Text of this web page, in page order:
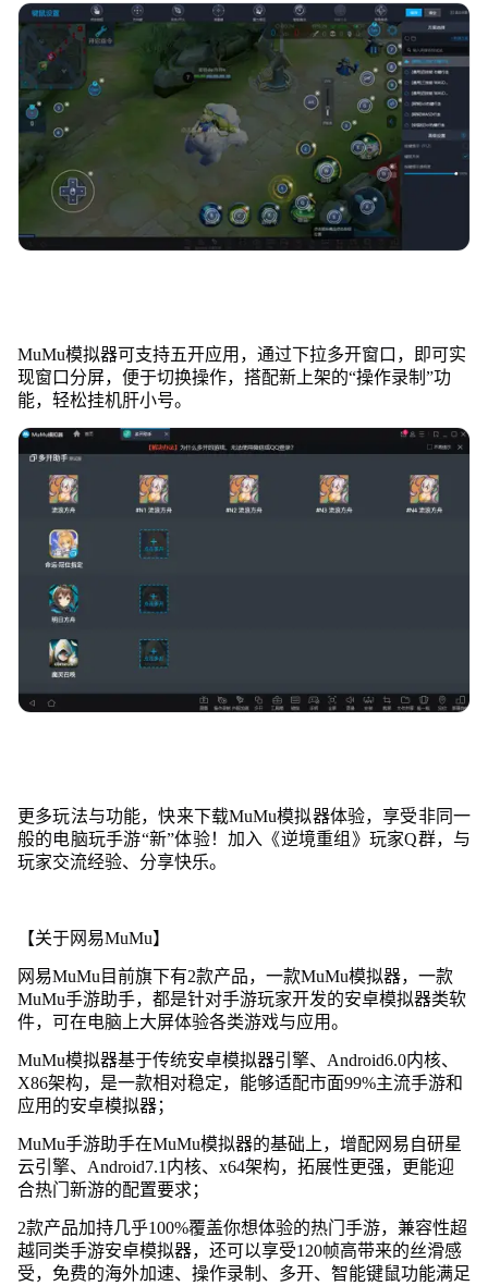
MuMu模拟器可支持五开应用，通过下拉多开窗口，即可实
现窗口分屏，便于切换操作，搭配新上架的“操作录制”功
能，轻松挂机肝小号。
更多玩法与功能，快来下载MuMu模拟器体验，享受非同一
般的电脑玩手游“新”体验！加入《逆境重组》玩家Q群，与
玩家交流经验、分享快乐。
【关于网易MuMu】
网易MuMu目前旗下有2款产品，一款MuMu模拟器，一款
MuMu手游助手，都是针对手游玩家开发的安卓模拟器类软
件，可在电脑上大屏体验各类游戏与应用。
MuMu模拟器基于传统安卓模拟器引擎、Android6.0内核、
X86架构，是一款相对稳定，能够适配市面99%主流手游和
应用的安卓模拟器；
MuMu手游助手在MuMu模拟器的基础上，增配网易自研星
云引擎、Android7.1内核、x64架构，拓展性更强，更能迎
合热门新游的配置要求；
2款产品加持几乎100%覆盖你想体验的热门手游，兼容性超
越同类手游安卓模拟器，还可以享受120帧高带来的丝滑感
受，免费的海外加速、操作录制、多开、智能键鼠功能满足